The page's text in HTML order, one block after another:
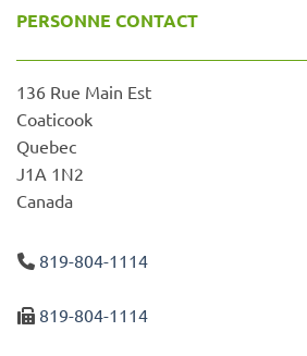
PERSONNE CONTACT
136 Rue Main Est
Coaticook
Quebec
J1A 1N2
Canada
819-804-1114
819-804-1114